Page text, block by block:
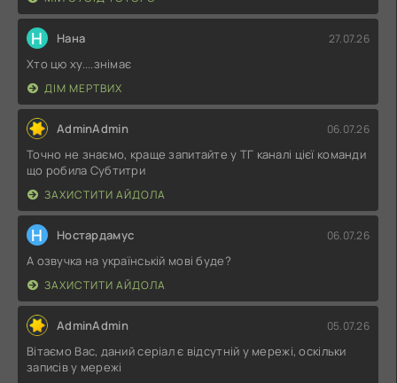
Н Нана 27.07.26
Хто цю ху....знімає
ДІМ МЕРТВИХ
AdminAdmin 06.07.26
Точно не знаємо, краще запитайте у ТГ каналі цієї команди
що робила Субтитри
ЗАХИСТИТИ АЙДОЛА
Н Ностардамус 06.07.26
А озвучка на українській мові буде?
ЗАХИСТИТИ АЙДОЛА
AdminAdmin 05.07.26
Вітаємо Вас, даний серіал є відсутній у мережі, оскільки
записів у мережі